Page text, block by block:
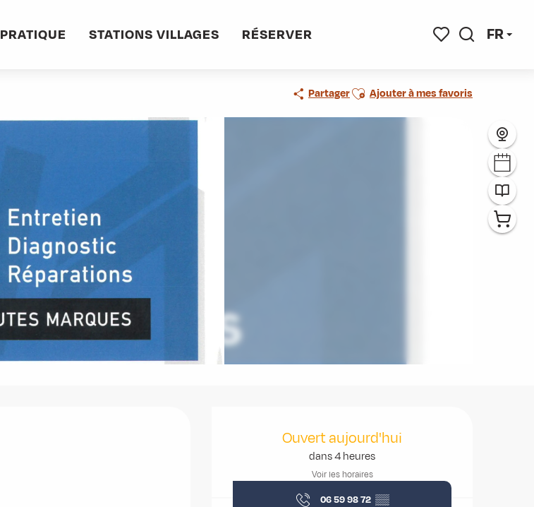
FR
PRATIQUE STATIONS VILLAGES RÉSERVER
PartagerAjouter aux favoris
Ajouter à mes favoris
Ouverture et coordonnées
Ouvert aujourd'hui
dans 4 heures
Voir les horaires
06 59 98 72 ▒▒